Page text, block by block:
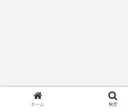
ホーム 検索